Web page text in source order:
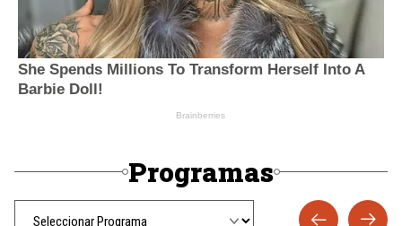
Programas